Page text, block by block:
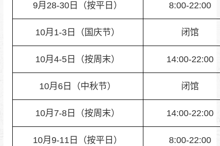
9月28-30日（按平日） 8:00-22:00
10月1-3日（国庆节） 闭馆
10月4-5日（按周末） 14:00-22:00
10月6日（中秋节） 闭馆
10月7-8日（按周末） 14:00-22:00
10月9-11日（按平日） 8:00-22:00